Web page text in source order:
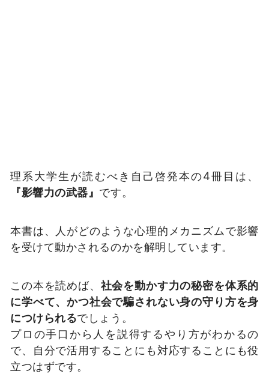
理系大学生が読むべき自己啓発本の4冊目は、
『影響力の武器』 です。
本書は、人がどのような心理的メカニズムで影響
を受けて動かされるのかを解明しています。
この本を読めば、 社会を動かす力の秘密を体系的
に学べて、かつ社会で騙されない身の守り方を身
につけられるでしょう。
プロの手口から人を説得するやり方がわかるの
で、自分で活用することにも対応することにも役
立つはずです。